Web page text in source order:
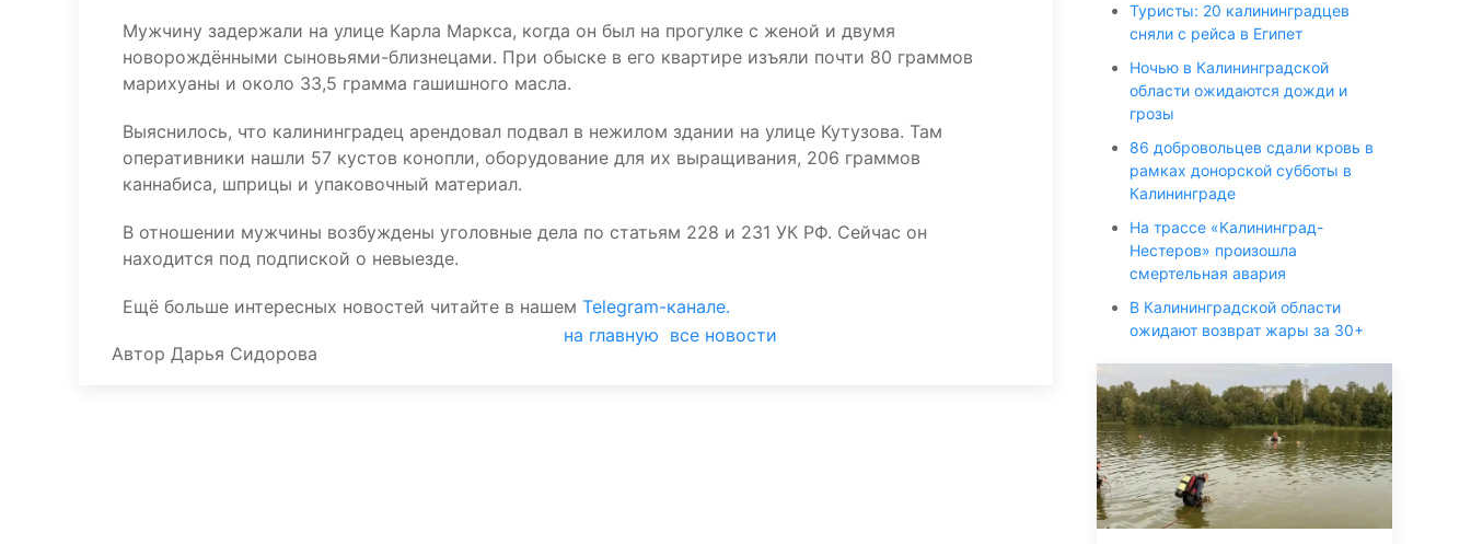
Мужчину задержали на улице Карла Маркса, когда он был на прогулке с женой и двумя
новорождёнными сыновьями-близнецами. При обыске в его квартире изъяли почти 80 граммов
марихуаны и около 33,5 грамма гашишного масла.
Выяснилось, что калининградец арендовал подвал в нежилом здании на улице Кутузова. Там
оперативники нашли 57 кустов конопли, оборудование для их выращивания, 206 граммов
каннабиса, шприцы и упаковочный материал.
В отношении мужчины возбуждены уголовные дела по статьям 228 и 231 УК РФ. Сейчас он
находится под подпиской о невыезде.
Ещё больше интересных новостей читайте в нашем Telegram-канале.
Автор Дарья Сидорова
на главную все новости
Туристы: 20 калининградцев
сняли с рейса в Египет
Ночью в Калининградской
области ожидаются дожди и
грозы
86 добровольцев сдали кровь в
рамках донорской субботы в
Калининграде
На трассе «Калининград-
Нестеров» произошла
смертельная авария
В Калининградской области
ожидают возврат жары за 30+